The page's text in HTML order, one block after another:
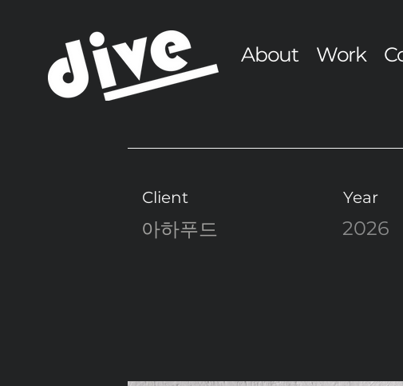
About Work
Client
아하푸드
Year
2026